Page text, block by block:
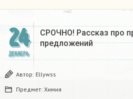
24
ДЕКАБРЬ
СРОЧНО! Рассказ про
предложений
Автор: Ellywss
Предмет: Химия